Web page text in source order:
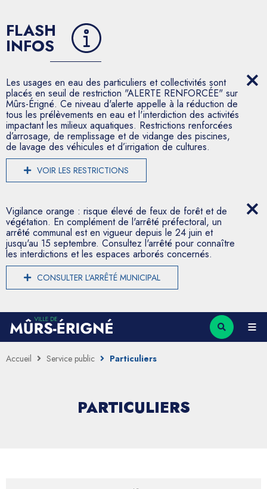
FLASH
INFOS
Les usages en eau des particuliers et collectivités sont
placés en seuil de restriction "ALERTE RENFORCÉE" sur
Mûrs-Érigné. Ce niveau d'alerte appelle à la réduction de
tous les prélèvements en eau et l'interdiction des activités
impactant les milieux aquatiques. Restrictions renforcées
d’arrosage, de remplissage et de vidange des piscines,
de lavage des véhicules et d’irrigation de cultures.
VOIR LES RESTRICTIONS
Vigilance orange : risque élevé de feux de forêt et de
végétation. En complément de l'arrêté préfectoral, un
arrêté communal est en vigueur depuis le 24 juin et
jusqu'au 15 septembre. Consultez l'arrêté pour connaître
les interdictions et les espaces arborés concernés.
CONSULTER L'ARRÊTÉ MUNICIPAL
Accueil Service public Particuliers
PARTICULIERS